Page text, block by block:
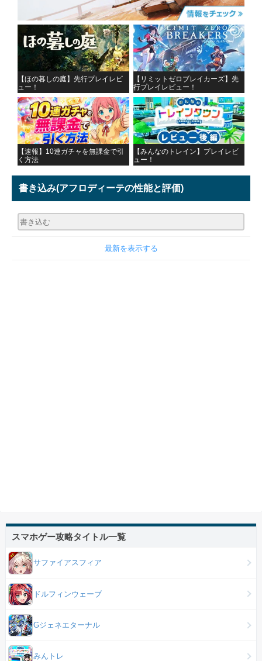
【ほの暮しの庭】先行プレイレビ
ュー！
【リミットゼロブレイカーズ】先
行プレイレビュー！
【速報】10連ガチャを無課金で引
く方法
【みんなのトレイン】プレイレビ
ュー！
書き込み(アフロディーテの性能と評価)
最新を表示する
スマホゲー攻略タイトル一覧
サファイアスフィア
ドルフィンウェーブ
Gジェネエターナル
みんトレ